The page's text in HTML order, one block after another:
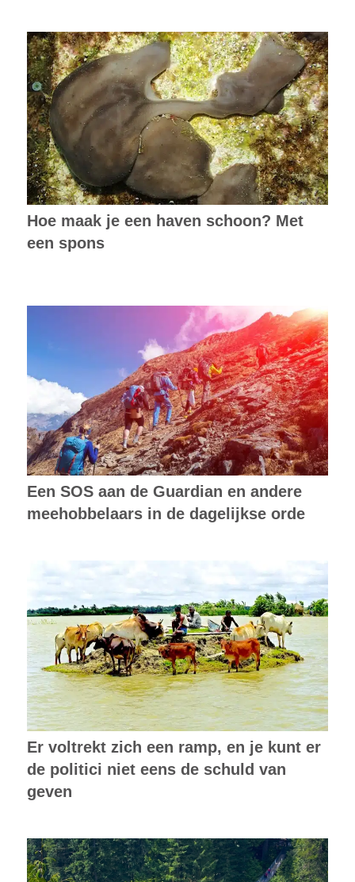
Hoe maak je een haven schoon? Met
een spons
Een SOS aan de Guardian en andere
meehobbelaars in de dagelijkse orde
Er voltrekt zich een ramp, en je kunt er
de politici niet eens de schuld van
geven